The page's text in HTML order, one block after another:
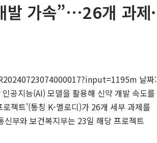
발 가속”…26개 과제·
날짜:
공지능(AI) 모델을 활용해 신약 개발 속도를
젝트'(통칭 K-멜로디)가 26개 세부 과제를
부와 보건복지부는 23일 해당 프로젝트